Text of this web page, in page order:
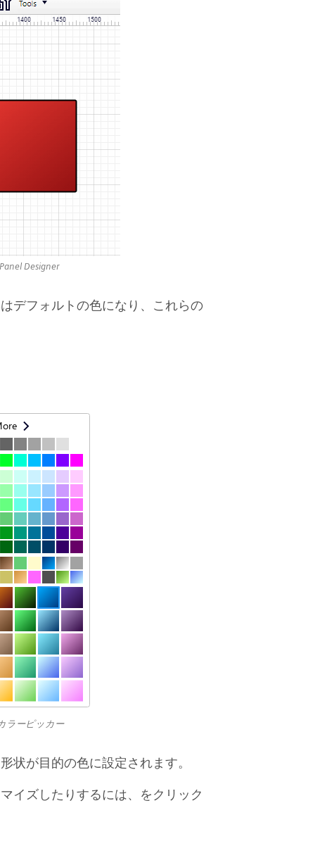
Designer
デフォルトの色になり、これらの
ラーピッカー
状が目的の色に設定されます。
イズしたりするには、をクリック